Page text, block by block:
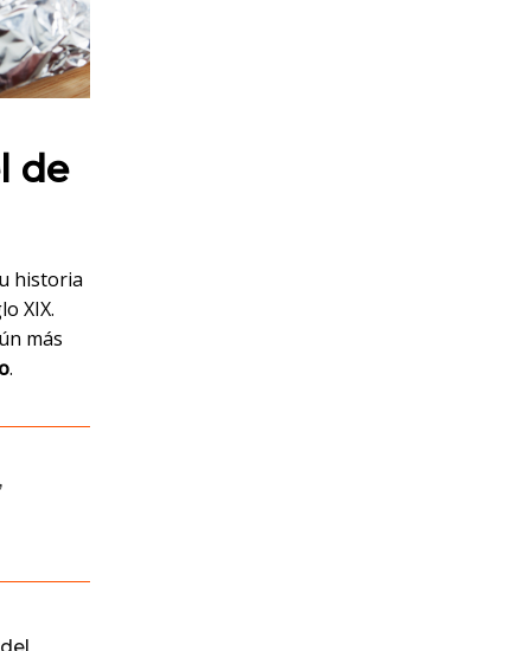
de
historia
XIX.
más
.